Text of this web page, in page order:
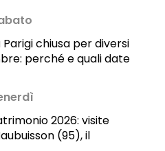
chiusa per diversi
perché e quali date
2026: visite
(95), il